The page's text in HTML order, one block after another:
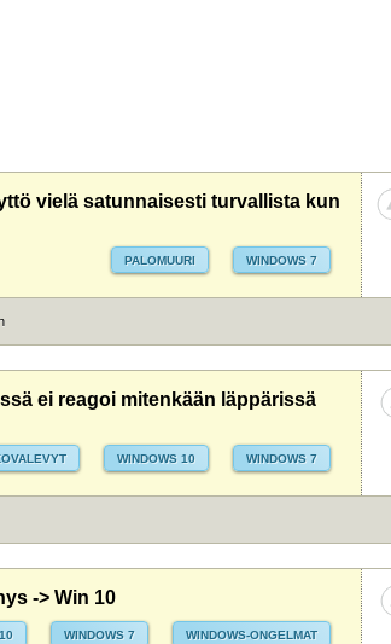
vielä satunnaisesti turvallista kun
PALOMUURI WINDOWS 7
ei reagoi mitenkään läppärissä
WINDOWS 10 WINDOWS 7
-> Win 10
WINDOWS 7 WINDOWS-ONGELMAT